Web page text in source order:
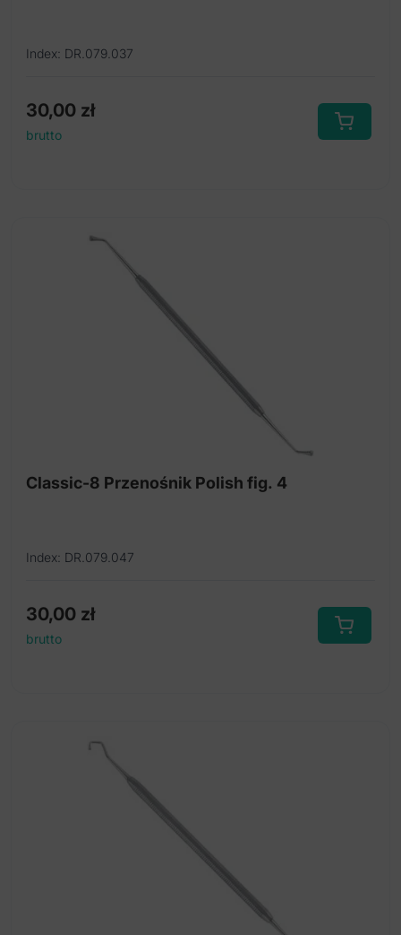
Index: DR.079.037
30,00 zł
brutto
Classic-8 Przenośnik Polish fig. 4
Index: DR.079.047
30,00 zł
brutto